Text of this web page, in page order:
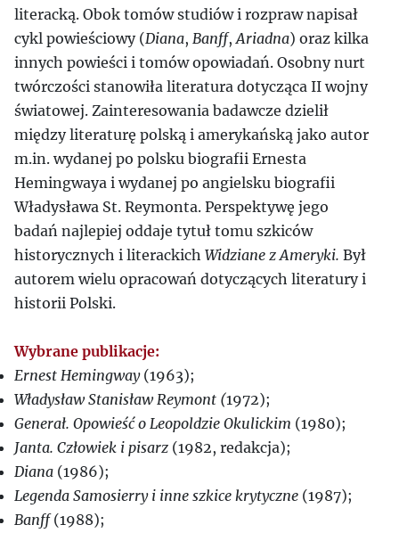
literacką. Obok tomów studiów i rozpraw napisał
cykl powieściowy (Diana, Banff,Ariadna) oraz kilka
innych powieści i tomów opowiadań. Osobny nurt
twórczości stanowiła literatura dotycząca II wojny
światowej. Zainteresowania badawcze dzielił
między literaturę polską i amerykańską jako autor
m.in. wydanej po polsku biografii Ernesta
Hemingwaya i wydanej po angielsku biografii
Władysława St. Reymonta. Perspektywę jego
badań najlepiej oddaje tytuł tomu szkiców
historycznych i literackich Widziane z Ameryki. Był
autorem wielu opracowań dotyczących literatury i
historii Polski.
Wybrane publikacje:
Ernest Hemingway (1963);
Władysław Stanisław Reymont (1972);
Generał. Opowieść o Leopoldzie Okulickim (1980);
Janta. Człowiek i pisarz (1982, redakcja);
Diana (1986);
Legenda Samosierry i inne szkice krytyczne (1987);
Banff(1988);